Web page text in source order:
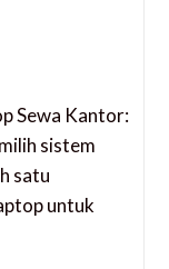
Sewa Kantor:
sistem
satu
untuk